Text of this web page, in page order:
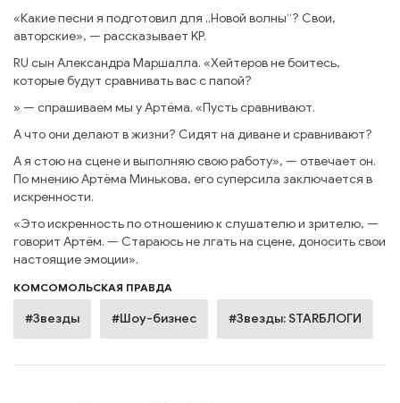
«Какие песни я подготовил для „Новой волны“? Свои,
авторские», — рассказывает KP.
RU сын Александра Маршалла. «Хейтеров не боитесь,
которые будут сравнивать вас с папой?
» — спрашиваем мы у Артёма. «Пусть сравнивают.
А что они делают в жизни? Сидят на диване и сравнивают?
А я стою на сцене и выполняю свою работу», — отвечает он.
По мнению Артёма Минькова, его суперсила заключается в
искренности.
«Это искренность по отношению к слушателю и зрителю, —
говорит Артём. — Стараюсь не лгать на сцене, доносить свои
настоящие эмоции».
КОМСОМОЛЬСКАЯ ПРАВДА
#Звезды #Шоу-бизнес #Звезды: STARБЛОГИ